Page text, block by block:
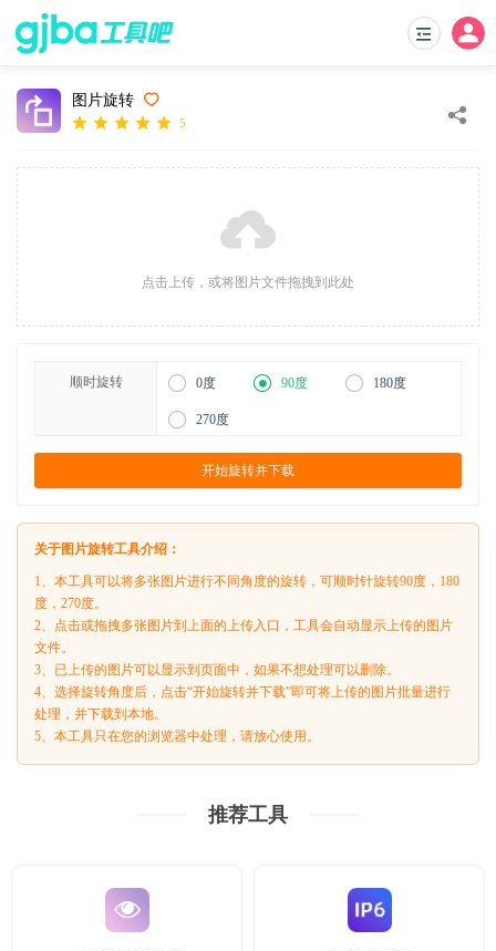
图片旋转
5
点击上传，或将图片文件拖拽到此处
顺时旋转 0度 90度 180度
270度
开始旋转并下载
关于图片旋转工具介绍：
1、本工具可以将多张图片进行不同角度的旋转，可顺时针旋转90度，180
度，270度。
2、点击或拖拽多张图片到上面的上传入口，工具会自动显示上传的图片
文件。
3、已上传的图片可以显示到页面中，如果不想处理可以删除。
4、选择旋转角度后，点击“开始旋转并下载”即可将上传的图片批量进行
处理，并下载到本地。
5、本工具只在您的浏览器中处理，请放心使用。
推荐工具